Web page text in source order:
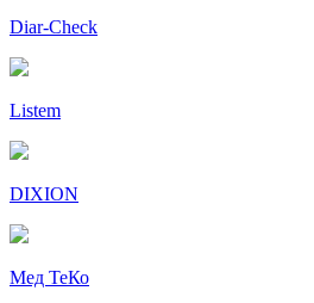
Diar-Cheсk
Listem
DIXION
Мед ТеКо